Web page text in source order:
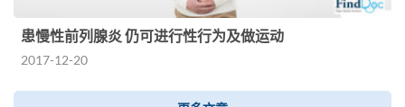
患慢性前列腺炎 仍可进行性行为及做运动
2017-12-20